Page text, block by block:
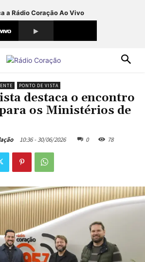
a Rádio Coração Ao Vivo
PONTO DE VISTA
destaca o encontro
os Ministérios de
10:36 - 30/06/2026 0 78